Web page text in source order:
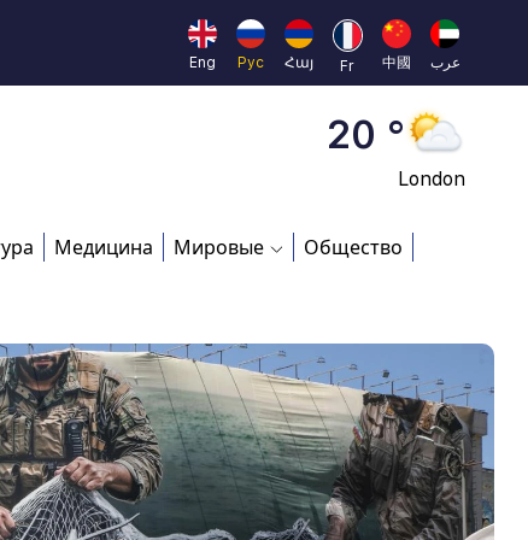
Eng
Рус Հայ Fr 中國 عرب 45 °
Dubai
20 °
London
Beijing
16 °
Rome
23 °
Медицина Мировые Общество